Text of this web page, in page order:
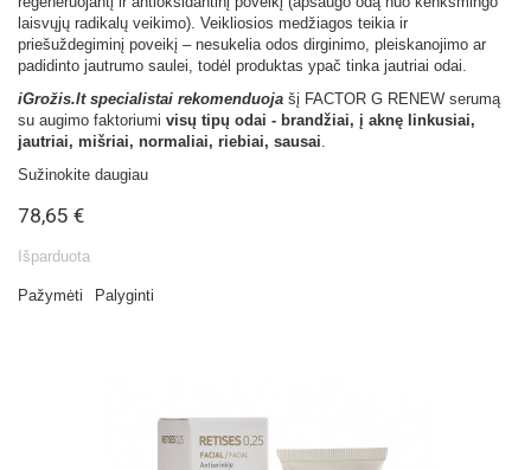
laisvųjų radikalų veikimo). Veikliosios medžiagos teikia ir
priešuždegiminį poveikį – nesukelia odos dirginimo, pleiskanojimo ar
padidinto jautrumo saulei, todėl produktas ypač tinka jautriai odai.
iGrožis.lt specialistai rekomenduoja šį FACTOR G RENEW serumą
su augimo faktoriumi visų tipų odai - brandžiai, į aknę linkusiai,
jautriai, mišriai, normaliai, riebiai, sausai
Sužinokite daugiau
78,65 €
Išparduota
Pažymėti Palyginti